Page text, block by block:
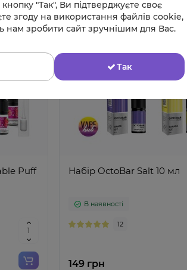
Puff
Набір OctoBar Salt 10 мл
В наявності
12
149 грн
"Так", Ви підтверджуєте своє
згоду на використання файлів cookie,
нам зробити сайт зручнішим для Вас.
Так